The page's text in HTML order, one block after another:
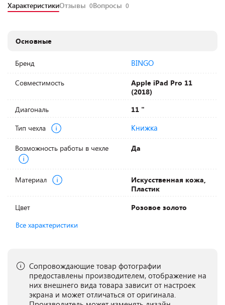
ХарактеристикиОтзывы 0Вопросы 0
Основные
Бренд BINGO
Совместимость
Apple iPad Pro 11
(2018)
Диагональ
11 "
Тип чехла
Книжка
Возможность работы в чехле Да
Материал
Искусственная кожа,
Пластик
Цвет
Розовое золото
Все характеристики
Сопровождающие товар фотографии
предоставлены производителем, отображение на
них внешнего вида товара зависит от настроек
экрана и может отличаться от оригинала.